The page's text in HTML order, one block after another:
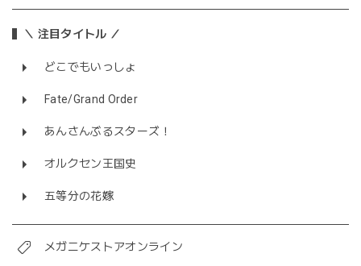
＼ 注目タイトル ／
どこでもいっしょ
Fate/Grand Order
あんさんぶるスターズ！
オルクセン王国史
五等分の花嫁
メガニケストアオンライン